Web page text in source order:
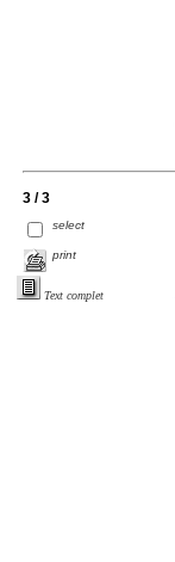
3 / 3
select
print
Text complet